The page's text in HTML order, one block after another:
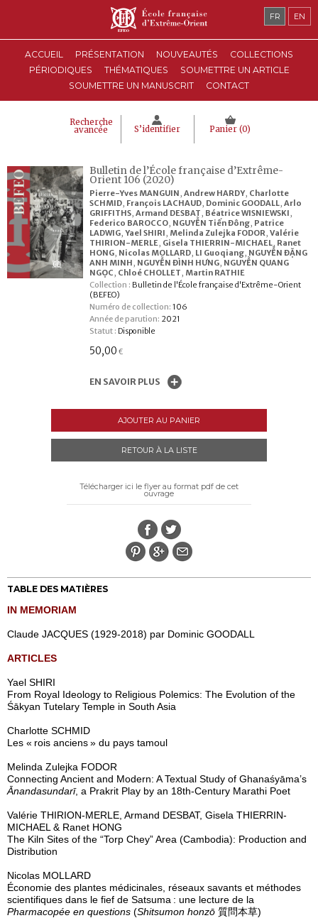
ACCUEIL PRÉSENTATION NOUVEAUTÉS
COLLECTIONS
PÉRIODIQUES
THÉMATIQUES
SOUMETTRE UN ARTICLE
SOUMETTRE UN MANUSCRIT
CONTACT
Recherche
avancée S’identifier Panier (0)
FR EN
Bulletin de l’École française d’Extrême-
Orient 106 (2020)
Pierre-Yves MANGUIN, Andrew HARDY, Charlotte
SCHMID, François LACHAUD, Dominic GOODALL, Arlo
GRIFFITHS, Armand DESBAT, Béatrice WISNIEWSKI,
Federico BAROCCO, NGUYỄN Tiến Đông, Patrice
LADWIG, Yael SHIRI, Melinda Zulejka FODOR, Valérie
THIRION-MERLE, Gisela THIERRIN-MICHAEL, Ranet
HONG, Nicolas MOLLARD, LI Guoqiang, NGUYỄN ĐẶNG
ANH MINH, NGUYỄN ĐÌNH HƯNG, NGUYỄN QUANG
NGỌC, Chloé CHOLLET, Martin RATHIE
Collection : Bulletin de l'École française d'Extrême-Orient
(BEFEO)
Numéro de collection: 106
Année de parution: 2021
Statut : Disponible
50,00 €
EN SAVOIR PLUS
AJOUTER AU PANIER
RETOUR À LA LISTE
Télécharger ici le flyer au format pdf de cet
ouvrage
TABLE DES MATIÈRES
IN MEMORIAM
Claude JACQUES (1929-2018) par Dominic GOODALL
ARTICLES
Yael SHIRI
From Royal Ideology to Religious Polemics: The Evolution of the
Śākyan Tutelary Temple in South Asia
Charlotte SCHMID
Les « rois anciens » du pays tamoul
Melinda Zulejka FODOR
Connecting Ancient and Modern: A Textual Study of Ghanaśyāma’s
Ānandasundarī, a Prakrit Play by an 18th-Century Marathi Poet
Valérie THIRION-MERLE, Armand DESBAT, Gisela THIERRIN-
MICHAEL & Ranet HONG
The Kiln Sites of the “Torp Chey” Area (Cambodia): Production and
Distribution
Nicolas MOLLARD
Économie des plantes médicinales, réseaux savants et méthodes
scientifiques dans le fief de Satsuma : une lecture de la
Pharmacopée en questions (Shitsumon honzō 質問本草)